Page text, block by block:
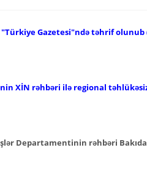
Gazetesi"ndə təhrif olunub
XİN rəhbəri ilə regional
Departamentinin rəhbəri